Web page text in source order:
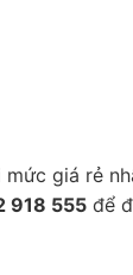
giá rẻ
918 555 để